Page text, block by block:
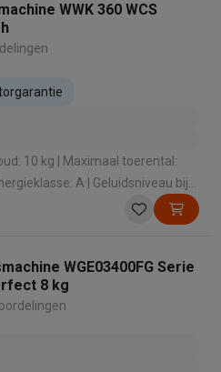
WWK 360 WCS
10 kg | Maximaal toerental:
A | Geluidsniveau bij
dB | Dosering wasmiddel:
WGE03400FG Serie
8 kg